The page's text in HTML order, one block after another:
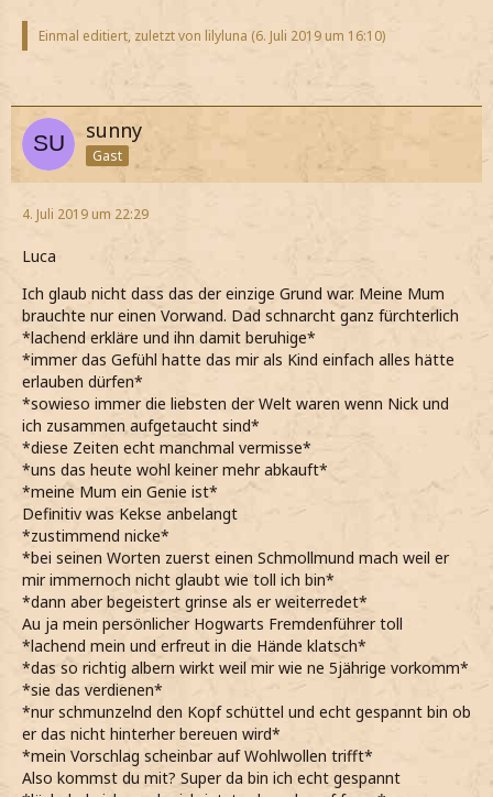
Einmal editiert, zuletzt von lilyluna (6. Juli 2019 um 16:10)
sunny
Gast
4. Juli 2019 um 22:29
Luca
Ich glaub nicht dass das der einzige Grund war. Meine Mum
brauchte nur einen Vorwand. Dad schnarcht ganz fürchterlich
*lachend erkläre und ihn damit beruhige*
*immer das Gefühl hatte das mir als Kind einfach alles hätte
erlauben dürfen*
*sowieso immer die liebsten der Welt waren wenn Nick und
ich zusammen aufgetaucht sind*
*diese Zeiten echt manchmal vermisse*
*uns das heute wohl keiner mehr abkauft*
*meine Mum ein Genie ist*
Definitiv was Kekse anbelangt
*zustimmend nicke*
*bei seinen Worten zuerst einen Schmollmund mach weil er
mir immernoch nicht glaubt wie toll ich bin*
*dann aber begeistert grinse als er weiterredet*
Au ja mein persönlicher Hogwarts Fremdenführer toll
*lachend mein und erfreut in die Hände klatsch*
*das so richtig albern wirkt weil mir wie ne 5jährige vorkomm*
*sie das verdienen*
*nur schmunzelnd den Kopf schüttel und echt gespannt bin ob
er das nicht hinterher bereuen wird*
*mein Vorschlag scheinbar auf Wohlwollen trifft*
Also kommst du mit? Super da bin ich echt gespannt